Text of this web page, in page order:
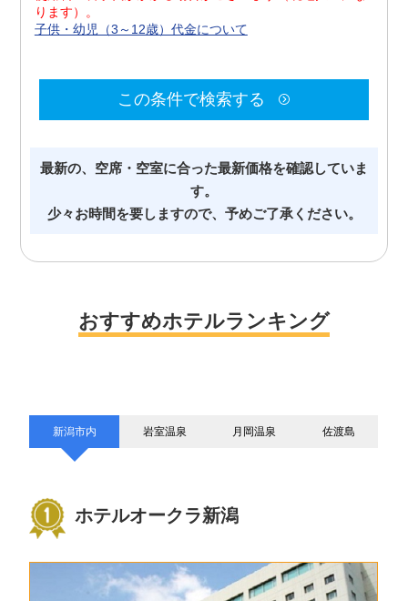
ります）。
子供・幼児（3～12歳）代金について
この条件で検索する
最新の、空席・空室に合った最新価格を確認していま
す。
少々お時間を要しますので、予めご了承ください。
おすすめホテルランキング
新潟市内 岩室温泉 月岡温泉 佐渡島
ホテルオークラ新潟